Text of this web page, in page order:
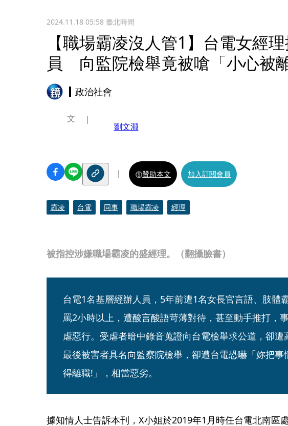
2024.11.18 05:58臺北時間
【職場霸凌沒人管1】台電女經
員 向監院檢舉竟被嗆「小心被離
政治社會
被指控涉嫌職場霸凌的盛經理。（翻攝臉書）
文
劉文淵
贊助本文 加入訂閱會員
霸凌 台電 同事 職場霸凌 經理
台電1名基層經辦人員，5年前遭1名女長官言語、肢體
罵2小時以上，遭酸言酸語苛薄對待，甚至動手推打，
虐惡行。受虐者暗中錄音蒐證向台電檢舉求公道，卻遭
最後被害者具名向監察院檢舉，卻遭台電恐嚇「妳把事
得離職!」，相當惡劣。
據知情人士告訴本刊，X小姐於2019年1月時任台電北南區